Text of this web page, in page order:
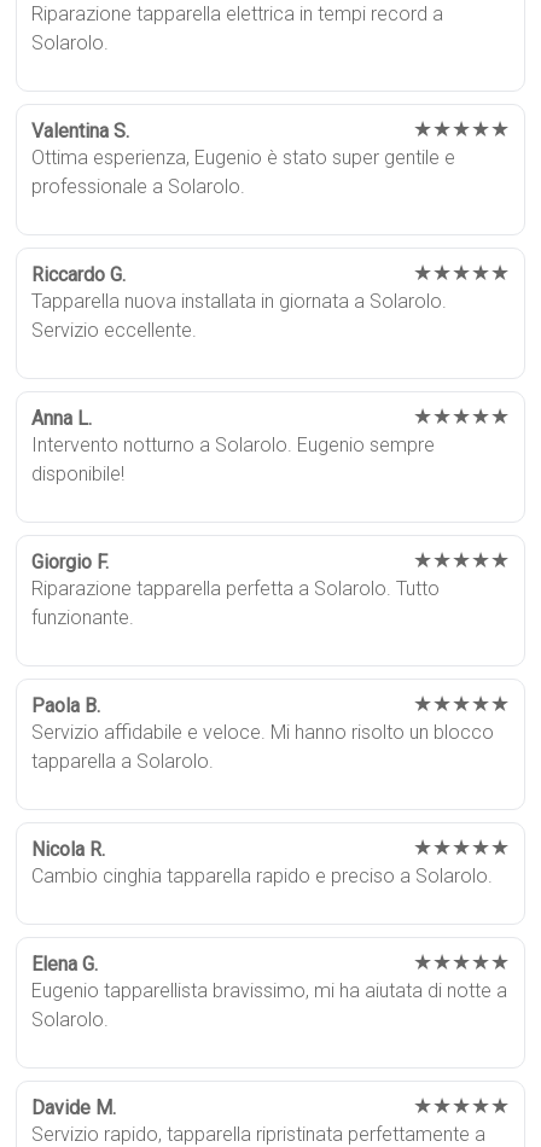
Riparazione tapparella elettrica in tempi record a
Solarolo.
Valentina S. ★★★★★
Ottima esperienza, Eugenio è stato super gentile e
professionale a Solarolo.
Riccardo G. ★★★★★
Tapparella nuova installata in giornata a Solarolo.
Servizio eccellente.
Anna L. ★★★★★
Intervento notturno a Solarolo. Eugenio sempre
disponibile!
Giorgio F. ★★★★★
Riparazione tapparella perfetta a Solarolo. Tutto
funzionante.
Paola B. ★★★★★
Servizio affidabile e veloce. Mi hanno risolto un blocco
tapparella a Solarolo.
Nicola R. ★★★★★
Cambio cinghia tapparella rapido e preciso a Solarolo.
Elena G. ★★★★★
Eugenio tapparellista bravissimo, mi ha aiutata di notte a
Solarolo.
Davide M. ★★★★★
Servizio rapido, tapparella ripristinata perfettamente a